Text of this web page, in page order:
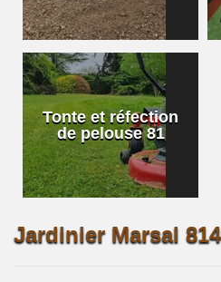
Tonte et réfection
de pelouse 81
Jardinier Marsal